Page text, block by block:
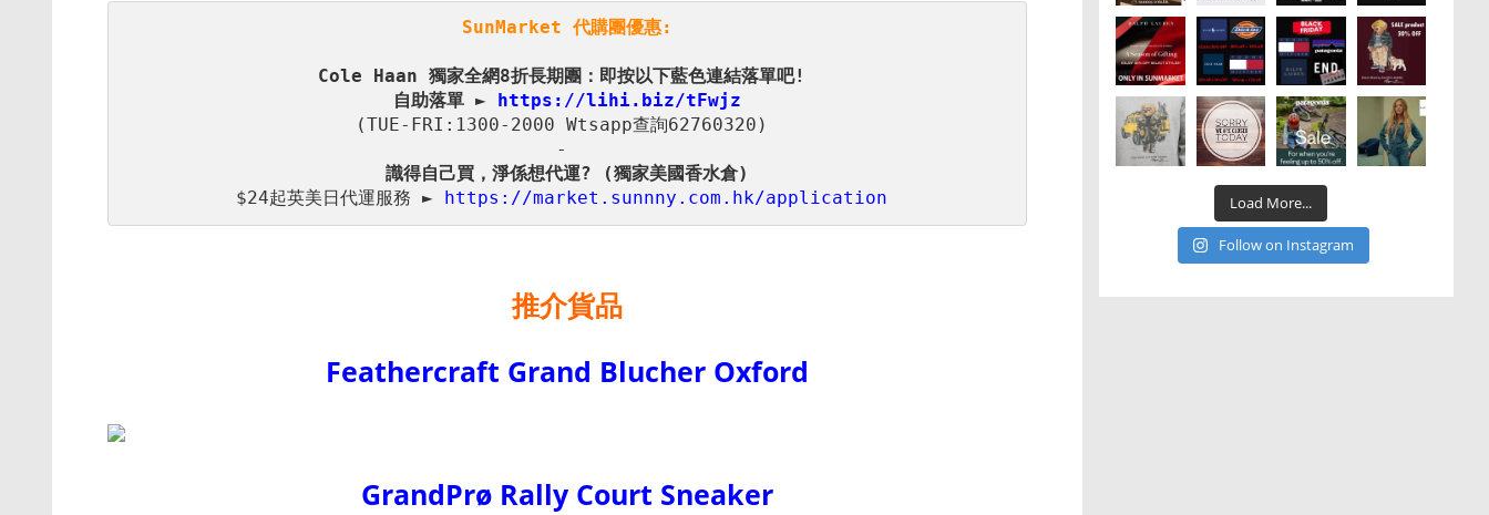
SunMarket 代購團優惠:
自助落單 ►
(TUE-FRI:1300-2000 Wtsapp查詢62760320)
$24起英美日代運服務 ►
https://market.sunnny.com.hk/application
推介貨品
Feathercraft Grand Blucher Oxford
GrandPrø Rally Court Sneaker
Load More...
Follow on Instagram